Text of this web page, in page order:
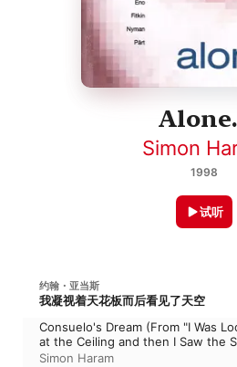
Simon
1998
试听
约翰・亚当斯
我凝视着天花板而后看见了天空
Consuelo's Dream (From "I Was
at the Ceiling and then I Saw the
Simon Haram